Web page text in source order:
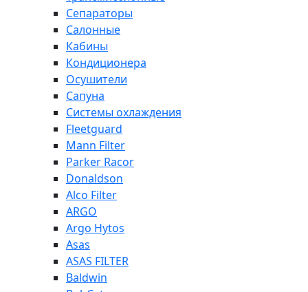
Сепараторы
Салонные
Кабины
Кондиционера
Осушители
Сапуна
Системы охлаждения
Fleetguard
Mann Filter
Parker Racor
Donaldson
Alco Filter
ARGO
Argo Hytos
Asas
ASAS FILTER
Baldwin